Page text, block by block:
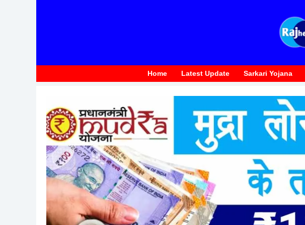
Home Latest Update Sarkari Yojana